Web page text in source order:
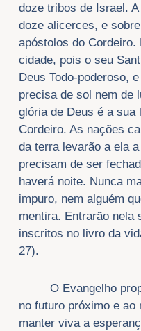
doze tribos de Israel.
doze alicerces, e
apóstolos do Cordeiro.
cidade, pois o seu
Deus Todo-poderoso,
precisa de sol nem de
glória de Deus é a sua
Cordeiro. As nações
da terra levarão a ela
precisam de ser
haverá noite. Nunca
impuro, nem alguém
mentira. Entrarão nela
inscritos no livro da
27).
O Evangelho
no futuro próximo e ao
manter viva a